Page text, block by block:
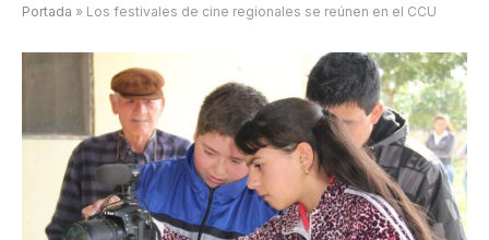
Portada » Los festivales de cine regionales se reúnen en el CCU